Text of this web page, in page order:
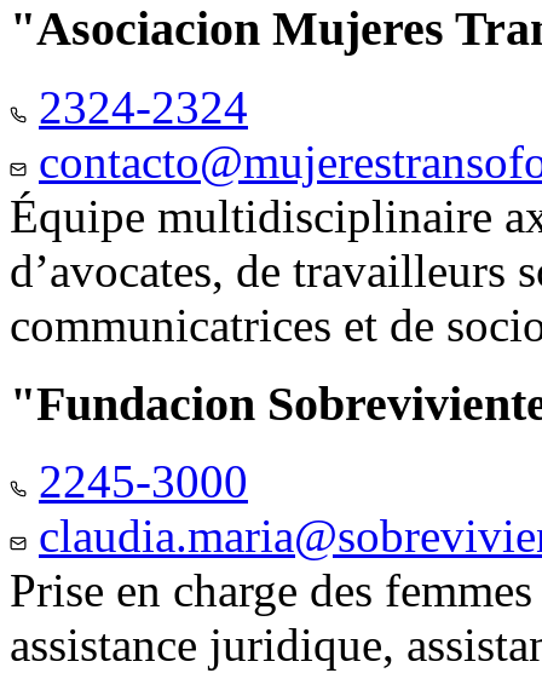
"Asociacion Mujeres
2324-2324
Équipe multidisciplinaire
d’avocates, de travailleurs
communicatrices et de
"Fundacion
2245-3000
Prise en charge des
assistance juridique,